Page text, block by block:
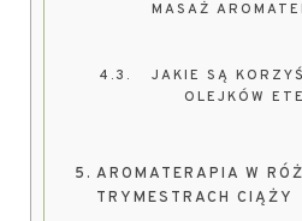
MASAŻ
JAKIE SĄ
OLEJKÓW
AROMATERAPIA W
TRYMESTRACH CIĄŻY